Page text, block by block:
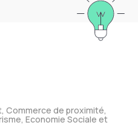
Commerce de proximité,
Economie Sociale et